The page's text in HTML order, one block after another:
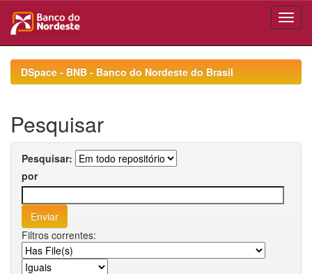
navigationDSpace - BNB - Banco do Nordeste do Brasil
Pesquisar
Pesquisar:
por
Filtros correntes: